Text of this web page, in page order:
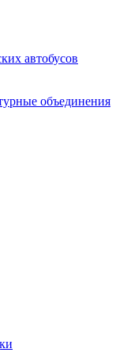
автобусов
объединения